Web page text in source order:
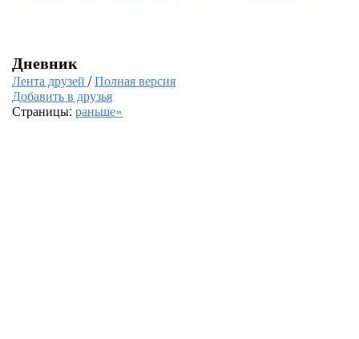
Дневник
Лента друзей /Полная версия
Добавить в друзья
Страницы: раньше»